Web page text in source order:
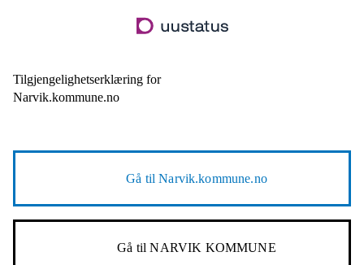
til
Tilgjengelighetserklæring for
Narvik.kommune.no
Gå tilNarvik.kommune.no
Gå tilNARVIK KOMMUNE